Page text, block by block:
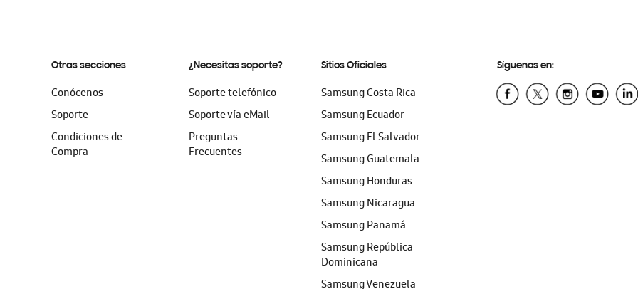
Otras secciones
Conócenos
Soporte
Condiciones de
Compra
¿Necesitas soporte?
Soporte telefónico
Soporte vía eMail
Preguntas
Frecuentes
Sitios Oficiales
Samsung Costa Rica
Samsung Ecuador
Samsung El Salvador
Samsung Guatemala
Samsung Honduras
Samsung Nicaragua
Samsung Panamá
Samsung República
Dominicana
Samsung Venezuela
Síguenos en: